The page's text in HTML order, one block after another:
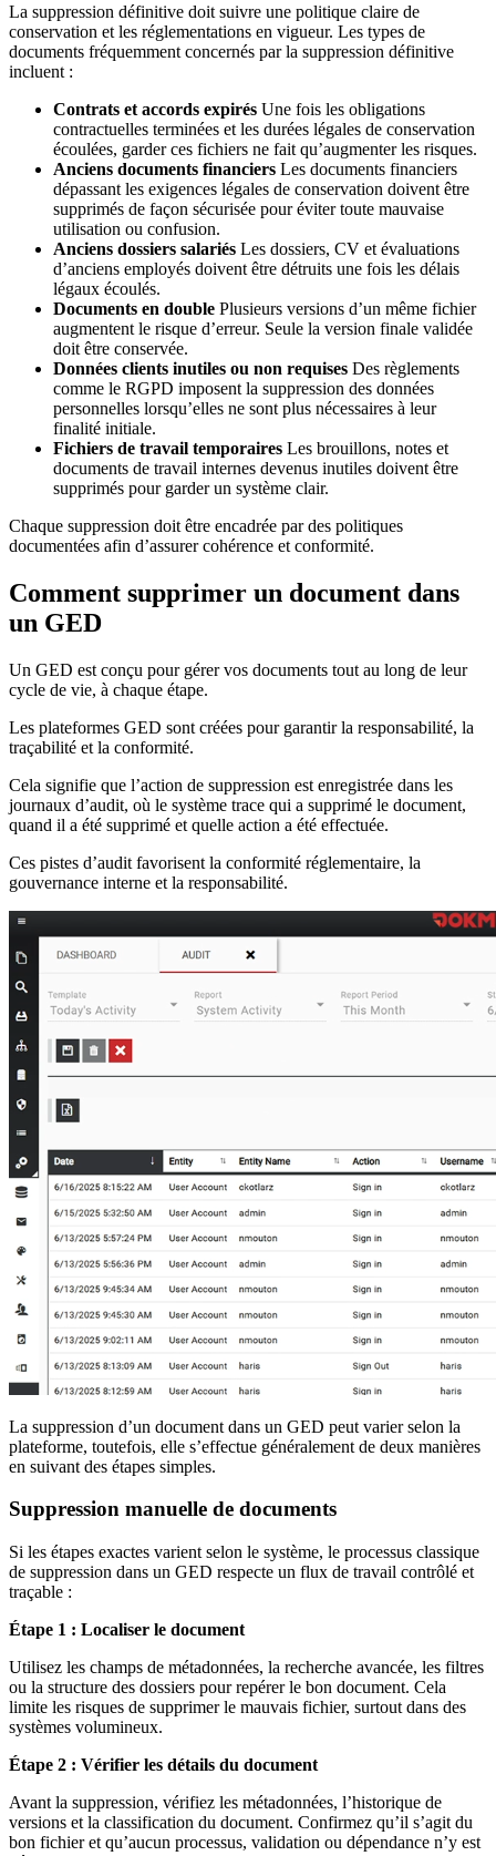
La suppression définitive doit suivre une politique claire de
conservation et les réglementations en vigueur. Les types de
documents fréquemment concernés par la suppression définitive
incluent :
Contrats et accords expirés Une fois les obligations
contractuelles terminées et les durées légales de conservation
écoulées, garder ces fichiers ne fait qu’augmenter les risques.
Anciens documents financiers Les documents financiers
dépassant les exigences légales de conservation doivent être
supprimés de façon sécurisée pour éviter toute mauvaise
utilisation ou confusion.
Anciens dossiers salariés Les dossiers, CV et évaluations
d’anciens employés doivent être détruits une fois les délais
légaux écoulés.
Documents en double Plusieurs versions d’un même fichier
augmentent le risque d’erreur. Seule la version finale validée
doit être conservée.
Données clients inutiles ou non requises Des règlements
comme le RGPD imposent la suppression des données
personnelles lorsqu’elles ne sont plus nécessaires à leur
finalité initiale.
Fichiers de travail temporaires Les brouillons, notes et
documents de travail internes devenus inutiles doivent être
supprimés pour garder un système clair.
Chaque suppression doit être encadrée par des politiques
documentées afin d’assurer cohérence et conformité.
Comment supprimer un document dans
un GED
Un GED est conçu pour gérer vos documents tout au long de leur
cycle de vie, à chaque étape.
Les plateformes GED sont créées pour garantir la responsabilité, la
traçabilité et la conformité.
Cela signifie que l’action de suppression est enregistrée dans les
journaux d’audit, où le système trace qui a supprimé le document,
quand il a été supprimé et quelle action a été effectuée.
Ces pistes d’audit favorisent la conformité réglementaire, la
gouvernance interne et la responsabilité.
La suppression d’un document dans un GED peut varier selon la
plateforme, toutefois, elle s’effectue généralement de deux manières
en suivant des étapes simples.
Suppression manuelle de documents
Si les étapes exactes varient selon le système, le processus classique
de suppression dans un GED respecte un flux de travail contrôlé et
traçable :
Étape 1 : Localiser le document
Utilisez les champs de métadonnées, la recherche avancée, les filtres
ou la structure des dossiers pour repérer le bon document. Cela
limite les risques de supprimer le mauvais fichier, surtout dans des
systèmes volumineux.
Étape 2 : Vérifier les détails du document
Avant la suppression, vérifiez les métadonnées, l’historique de
versions et la classification du document. Confirmez qu’il s’agit du
bon fichier et qu’aucun processus, validation ou dépendance n’y est